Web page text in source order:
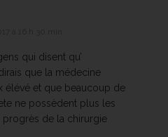
qui disent qu’
que la médecine
élévé et que beaucoup de
ne possèdent plus les
de la chirurgie